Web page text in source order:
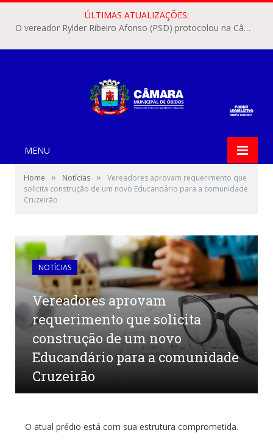
ÚLTIMAS ATUALIZAÇÕES:
O vereador Rylder Ribeiro Afonso (PSD) protocolou na Câmara Municipal de Óbidos o Requerimento nº 346/2026.
MENU
Home » Notícias »
Vereadores aprovam requerimento que
solicita construção de um novo Educandário para a comunidade
Cruzeirão
NOTÍCIAS
Vereadores aprovam
requerimento que solicita
construção de um novo
Educandário para a comunidade
Cruzeirão
O atual prédio está com sua estrutura comprometida.